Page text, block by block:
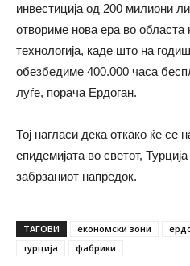
инвестиција од 200 милиони
отвориме нова ера во областа
технологија, каде што на
обезбедиме 400.000 часа
луѓе, порача Ердоган.
Тој нагласи дека откако ќе се
епидемијата во светот,
забрзаниот напредок.
ТАГОВИ економски зони
турција
фабрики